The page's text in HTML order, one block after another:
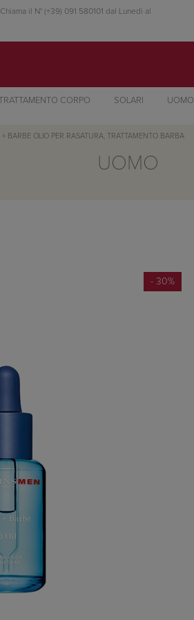
il N° (+39) 091 580101 dal Lunedì al
CORPO SOLARI UOMO
+ BARBE OLIO PER RASATURA, TRATTAMENTO BARBA
UOMO
- 30%